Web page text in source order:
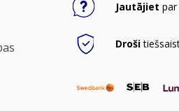
Jautājiet
Droši